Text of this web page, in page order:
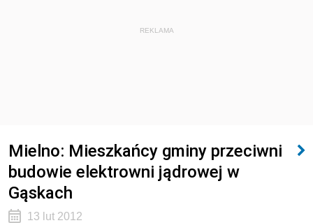
REKLAMA
Mielno: Mieszkańcy gminy przeciwni
budowie elektrowni jądrowej w
Gąskach
13 lut 2012